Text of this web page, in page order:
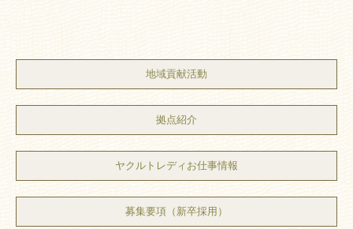
地域貢献活動
拠点紹介
ヤクルトレディお仕事情報
募集要項（新卒採用）